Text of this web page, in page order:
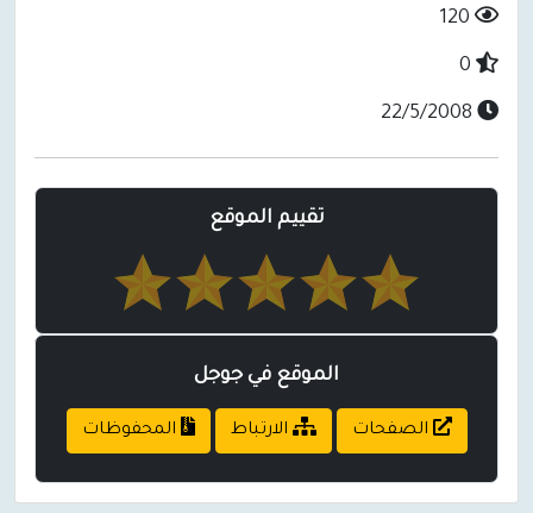
تقييم الموقع
الموقع في جوجل
الصفحات الارتباط المحفوظات